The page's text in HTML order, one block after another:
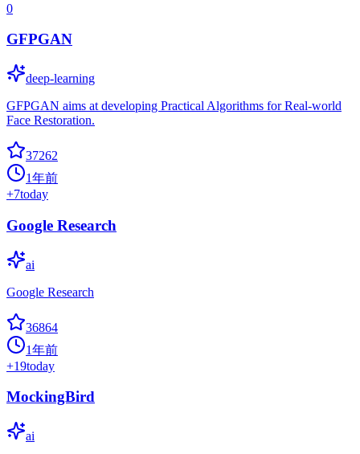
0
GFPGAN
deep-learning
GFPGAN aims at developing Practical Algorithms for Real-world
Face Restoration.
37262
1年前
+7today
Google Research
ai
Google Research
36864
1年前
+19today
MockingBird
ai